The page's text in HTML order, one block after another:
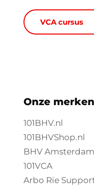
VCA cursus
Onze merken
101BHV.nl
101BHVShop.nl
BHV Amsterdam
101VCA
Arbo Rie